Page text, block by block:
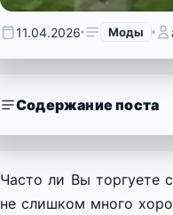
11.04.2026 Моды
Содержание поста
Часто ли Вы торгуете
не слишком много